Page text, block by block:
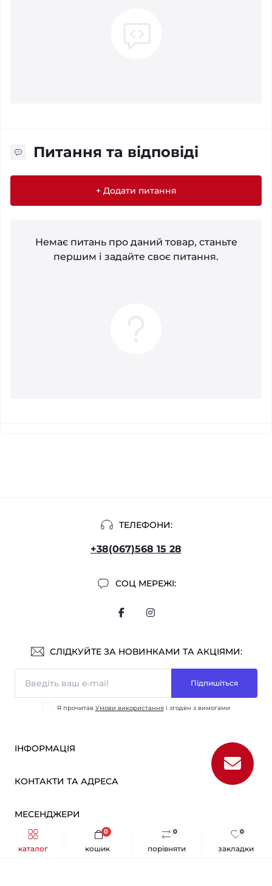
каталог порівняти
0
закладки
0
кошик
0
Питання та відповіді
+ Додати питання
Немає питань про даний товар, станьте
першим і задайте своє питання.
ТЕЛЕФОНИ:
+38(067)568 15 28
СОЦ МЕРЕЖІ:
СЛІДКУЙТЕ ЗА НОВИНКАМИ ТА АКЦІЯМИ:
Підпишіться
Я прочитав Умови використання і згоден з вимогами
ІНФОРМАЦІЯ
ОПТ
Про нас
Умови використання
Зворотній зв’язок
КОНТАКТИ ТА АДРЕСА
sensmarketlink@gmail.com
пн-пт: 10:00-18:00
МЕСЕНДЖЕРИ
Telegram
Sens Market © 2026